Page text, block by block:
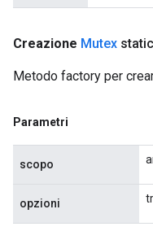
Creazione Mutex
Metodo factory per
Parametri
scopo
opzioni